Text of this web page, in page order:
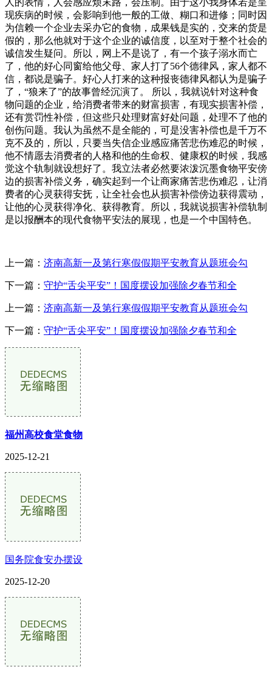
现疾病的时候，会影响到他一般的工做、糊口和进修；同时因
为信赖一个企业去采办它的食物，成果钱是实的，交来的货是
假的，那么他就对于这个企业的诚信度，以至对于整个社会的
诚信发生疑问。所以，网上不是说了，有一个孩子溺水而亡
了，他的好心同窗给他父母、家人打了56个德律风，家人都不
信，都说是骗子。好心人打来的这种报丧德律风都认为是骗子
了，“狼来了”的故事曾经沉演了。 所以，我就说针对这种食
物问题的企业，给消费者带来的财富损害，有现实损害补偿，
还有赏罚性补偿，但这些只处理财富好处问题，处理不了他的
创伤问题。我认为虽然不是全能的，可是没害补偿也是千万不
克不及的，所以，只要当失信企业感应痛苦悲伤难忍的时候，
他不情愿去消费者的人格和他的生命权、健康权的时候，我感
觉这个轨制就设想好了。我立法者必然要浓泼沉墨食物平安傍
边的损害补偿义务，确实起到一个让商家痛苦悲伤难忍，让消
费者的心灵获得安抚，让全社会也从损害补偿傍边获得震动，
让他的心灵获得净化、获得教育。所以，我就说损害补偿轨制
是以报酬本的现代食物平安法的展现，也是一个中国特色。
上一篇： 济南高新一及第行寒假假期平安教育从题班会勾
下一篇： 守护“舌尖平安”！国度摆设加强除夕春节和全
上一篇： 济南高新一及第行寒假假期平安教育从题班会勾
下一篇： 守护“舌尖平安”！国度摆设加强除夕春节和全
福州高校食堂食物
2025-12-21
国务院食安办摆设
2025-12-20